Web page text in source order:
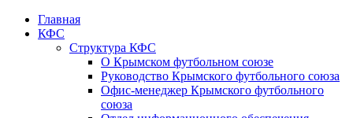
Главная
КФС
Структура КФС
О Крымском футбольном союзе
Руководство Крымского футбольного союза
Офис-менеджер Крымского футбольного
союза